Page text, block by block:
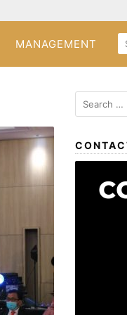
MANAGEMENT